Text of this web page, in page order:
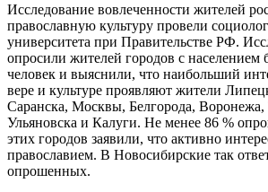
Исследование вовлеченности жителей
православную культуру провели
университета при Правительстве РФ.
опросили жителей городов с населением
человек и выяснили, что наибольший
вере и культуре проявляют жители
Саранска, Москвы, Белгорода, Воронежа,
Ульяновска и Калуги. Не менее 86 %
этих городов заявили, что активно
православием. В Новосибирские так
опрошенных.